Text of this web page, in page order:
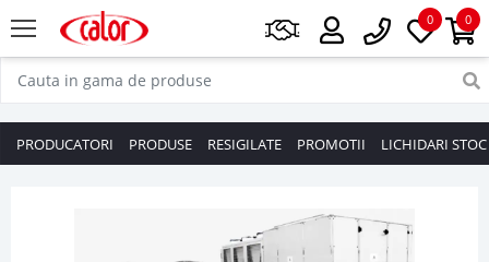
0
0
PRODUCATORI PRODUSE RESIGILATE PROMOTII LICHIDARI STOC